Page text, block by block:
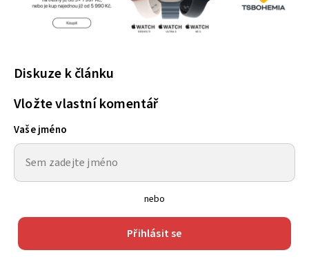
Diskuze k článku
Vložte vlastní komentář
Vaše jméno
nebo
Přihlásit se